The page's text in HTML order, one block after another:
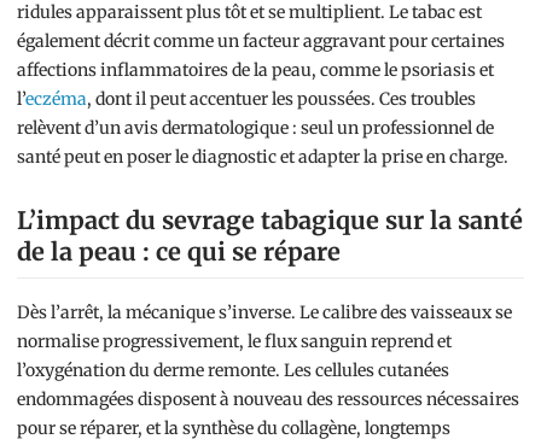
ridules apparaissent plus tôt et se multiplient. Le tabac est
également décrit comme un facteur aggravant pour certaines
affections inflammatoires de la peau, comme le psoriasis et
l’eczéma, dont il peut accentuer les poussées. Ces troubles
relèvent d’un avis dermatologique : seul un professionnel de
santé peut en poser le diagnostic et adapter la prise en charge.
L’impact du sevrage tabagique sur la santé
de la peau : ce qui se répare
Dès l’arrêt, la mécanique s’inverse. Le calibre des vaisseaux se
normalise progressivement, le flux sanguin reprend et
l’oxygénation du derme remonte. Les cellules cutanées
endommagées disposent à nouveau des ressources nécessaires
pour se réparer, et la synthèse du collagène, longtemps